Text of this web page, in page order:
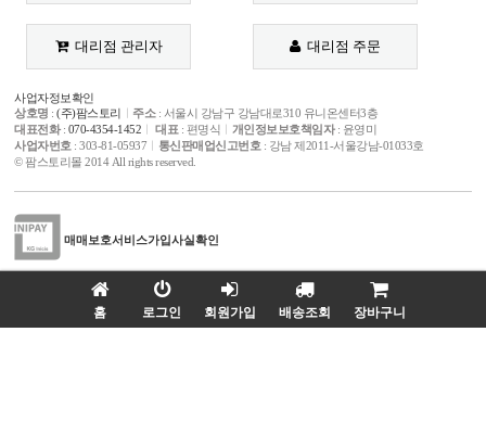
대리점 관리자 대리점 주문
사업자정보확인
상호명 :(주)팜스토리 주소: 서울시 강남구 강남대로310 유니온센터3층
대표전화: 070-4354-1452 대표 : 편명식 개인정보보호책임자: 윤영미
사업자번호 : 303-81-05937 통신판매업신고번호 : 강남 제2011-서울강남-01033호
© 팜스토리몰 2014 All rights reserved.
매매보호서비스가입사실확인
니시스 전자결제의 매매보호(에스크로) 서비스를 이용하실 수 있습니다.
홈페이지 제작문의WEBPLAZA l02-6925-6375
홈 로그인 회원가입 배송조회 장바구니